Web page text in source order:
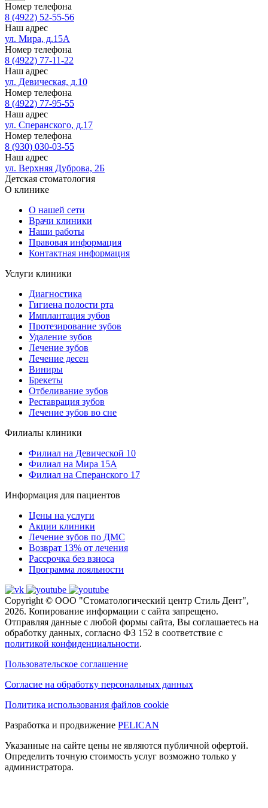
Номер телефона
8 (4922) 52-55-56
Наш адрес
ул. Мира, д.15А
Номер телефона
8 (4922) 77-11-22
Наш адрес
ул. Девическая, д.10
Номер телефона
8 (4922) 77-95-55
Наш адрес
ул. Сперанского, д.17
Номер телефона
8 (930) 030-03-55
Наш адрес
ул. Верхняя Дуброва, 2Б
Детская стоматология
О клинике
О нашей сети
Врачи клиники
Наши работы
Правовая информация
Контактная информация
Услуги клиники
Диагностика
Гигиена полости рта
Имплантация зубов
Протезирование зубов
Удаление зубов
Лечение зубов
Лечение десен
Виниры
Брекеты
Отбеливание зубов
Реставрация зубов
Лечение зубов во сне
Филиалы клиники
Филиал на Девической 10
Филиал на Мира 15А
Филиал на Сперанского 17
Информация для пациентов
Цены на услуги
Акции клиники
Лечение зубов по ДМС
Возврат 13% от лечения
Рассрочка без взноса
Программа лояльности
Copyright © ООО "Стоматологический центр Стиль Дент",
2026. Копирование информации с сайта запрещено.
Отправляя данные с любой формы сайта, Вы соглашаетесь на
обработку данных, согласно ФЗ 152 в соответствие с
политикой конфиденциальности.
Пользовательское соглашение
Согласие на обработку персональных данных
Политика использования файлов cookie
Разработка и продвижение PELICAN
Указанные на сайте цены не являются публичной офертой.
Определить точную стоимость услуг возможно только у
администратора.